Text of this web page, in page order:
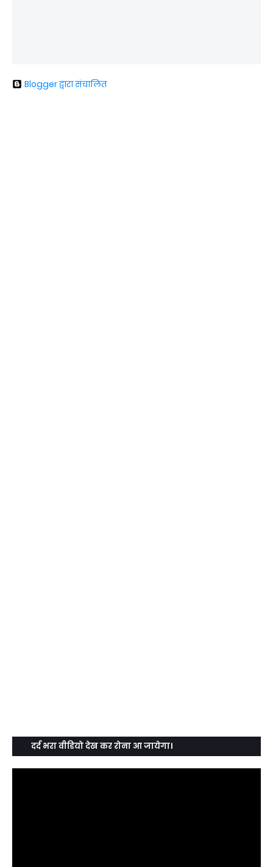
Blogger द्वारा संचालित
दर्द भरा वीडियो देख कर रोना आ जायेगा।